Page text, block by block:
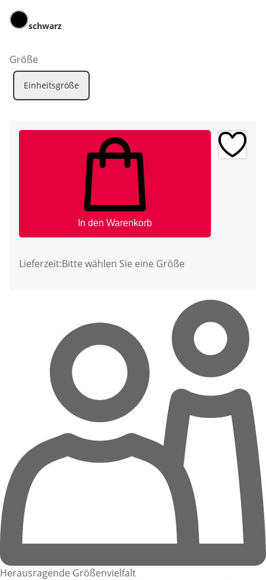
schwarz
Größe
Einheitsgröße
In den Warenkorb
Lieferzeit:Bitte wählen Sie eine Größe
Herausragende Größenvielfalt